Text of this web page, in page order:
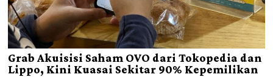
Grab Akuisisi Saham OVO dari Tokopedia dan
Lippo, Kini Kuasai Sekitar 90% Kepemilikan